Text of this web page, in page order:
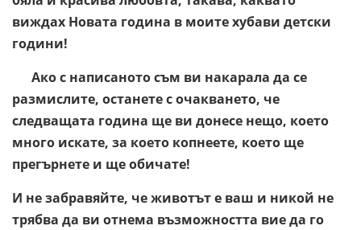
виждах Новата година в моите хубави детски
години!
Ако с написаното съм ви накарала да се
размислите, останете с очакването, че
следващата година ще ви донесе нещо, което
много искате, за което копнеете, което ще
прегърнете и ще обичате!
И не забравяйте, че животът е ваш и никой не
трябва да ви отнема възможността вие да го